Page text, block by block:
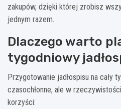
zakupów, dzięki której zrobisz
jednym razem.
Dlaczego warto
tygodniowy
Przygotowanie jadłospisu na cały
czasochłonne, ale w
korzyści: